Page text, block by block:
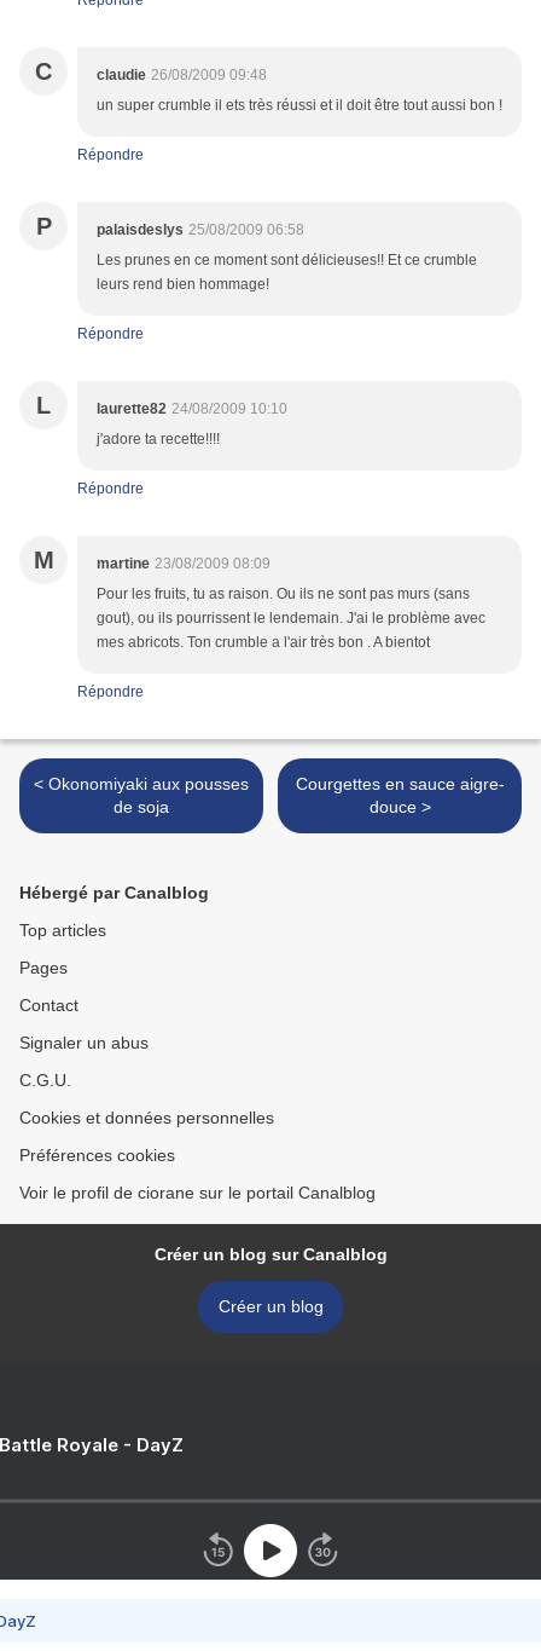
C claudie 26/08/2009 09:48
un super crumble il ets très réussi et il doit être tout aussi bon !
Répondre
P palaisdeslys 25/08/2009 06:58
Les prunes en ce moment sont délicieuses!! Et ce crumble
leurs rend bien hommage!
Répondre
L laurette82 24/08/2009 10:10
j'adore ta recette!!!!
Répondre
M martine 23/08/2009 08:09
Pour les fruits, tu as raison. Ou ils ne sont pas murs (sans
gout), ou ils pourrissent le lendemain. J'ai le problème avec
mes abricots. Ton crumble a l'air très bon . A bientot
Répondre
< Okonomiyaki aux pousses
de soja
Courgettes en sauce aigre-
douce >
Hébergé par Canalblog
Top articles
Pages
Contact
Signaler un abus
C.G.U.
Cookies et données personnelles
Préférences cookies
Voir le profil de ciorane sur le portail Canalblog
Créer un blog sur Canalblog
Créer un blog
Royale - DayZ